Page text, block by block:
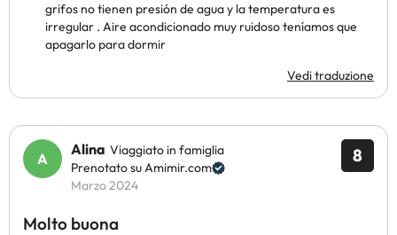
grifos no tienen presión de agua y la temperatura es
irregular . Aire acondicionado muy ruidoso teníamos que
apagarlo para dormir
Vedi traduzione
8
Alina Viaggiato in famiglia
Prenotato su Amimir.com
Marzo 2024
Molto buona